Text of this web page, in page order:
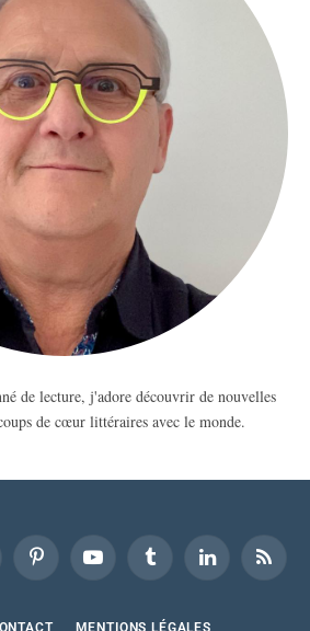
de lecture, j'adore découvrir de nouvelles
de cœur littéraires avec le monde.
Pinterest YouTube Tumblr LinkedInRSS
MENTIONS LÉGALES